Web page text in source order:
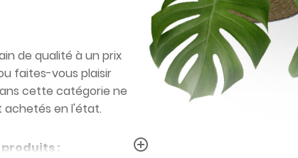
de qualité à un prix
faites-vous plaisir
cette catégorie ne
achetés en l'état.
:
add_circle_outline